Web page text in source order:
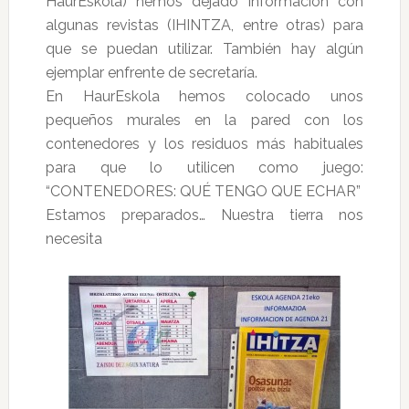
algunas revistas (IHINTZA, entre otras) para
que se puedan utilizar. También hay algún
ejemplar enfrente de secretaría.
En HaurEskola hemos colocado unos
pequeños murales en la pared con los
contenedores y los residuos más habituales
para que lo utilicen como juego:
“CONTENEDORES: QUÉ TENGO QUE ECHAR”
Estamos preparados… Nuestra tierra nos
necesita